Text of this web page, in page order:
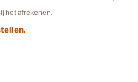
het afrekenen.